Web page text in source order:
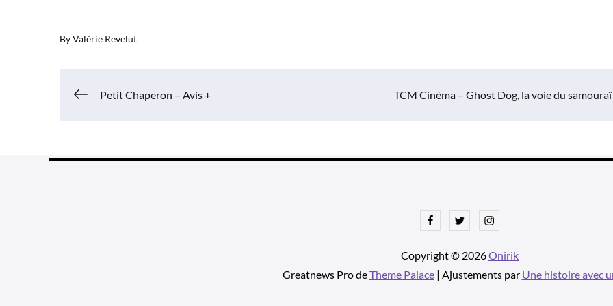
ByValérie Revelut
Navigation
Petit Chaperon – Avis + TCM Cinéma – Ghost Dog, la voie du samouraï
FacebookTwitterInstagram
Copyright © 2026Onirik
Greatnews Pro deTheme Palace| Ajustements par Une histoire avec